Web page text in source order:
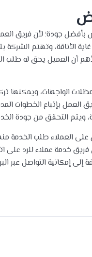
بأفضل جودة؛ لأن فريق
الأناقة، وتهتم الشركة
أن العميل يحق له طلب
الواجهات، ويمكنها
العمل بإتباع الخطوات
ويتم التحقق من جودة
العملاء طلب الخدمة
خدمة عملاء للرد على
إمكانية التواصل عبر